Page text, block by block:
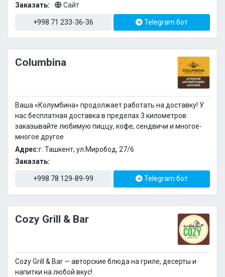
Заказать:
Сайт
+998 71 233-36-36 Telegram бот
Columbina
Ваша «Колумбина» продолжает работать на доставку! У
нас бесплатная доставка в пределах 3 километров:
заказывайте любимую пиццу, кофе, сендвичи и многое-
многое другое
Адрес:г. Ташкент, ул.Миробод, 27/6
Заказать:
+998 78 129-89-99 Telegram бот
Cozy Grill & Bar
Cozy Grill & Bar — авторские блюда на гриле, десерты и
напитки на любой вкус!